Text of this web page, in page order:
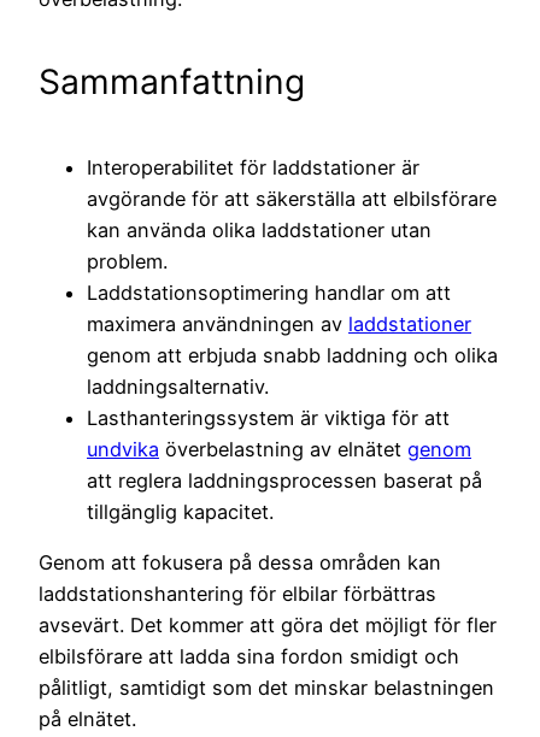
Sammanfattning
Interoperabilitet för laddstationer är
avgörande för att säkerställa att elbilsförare
kan använda olika laddstationer utan
problem.
Laddstationsoptimering handlar om att
maximera användningen av laddstationer
genom att erbjuda snabb laddning och olika
laddningsalternativ.
Lasthanteringssystem är viktiga för att
undvika överbelastning av elnätet genom
att reglera laddningsprocessen baserat på
tillgänglig kapacitet.
Genom att fokusera på dessa områden kan
laddstationshantering för elbilar förbättras
avsevärt. Det kommer att göra det möjligt för fler
elbilsförare att ladda sina fordon smidigt och
pålitligt, samtidigt som det minskar belastningen
på elnätet.